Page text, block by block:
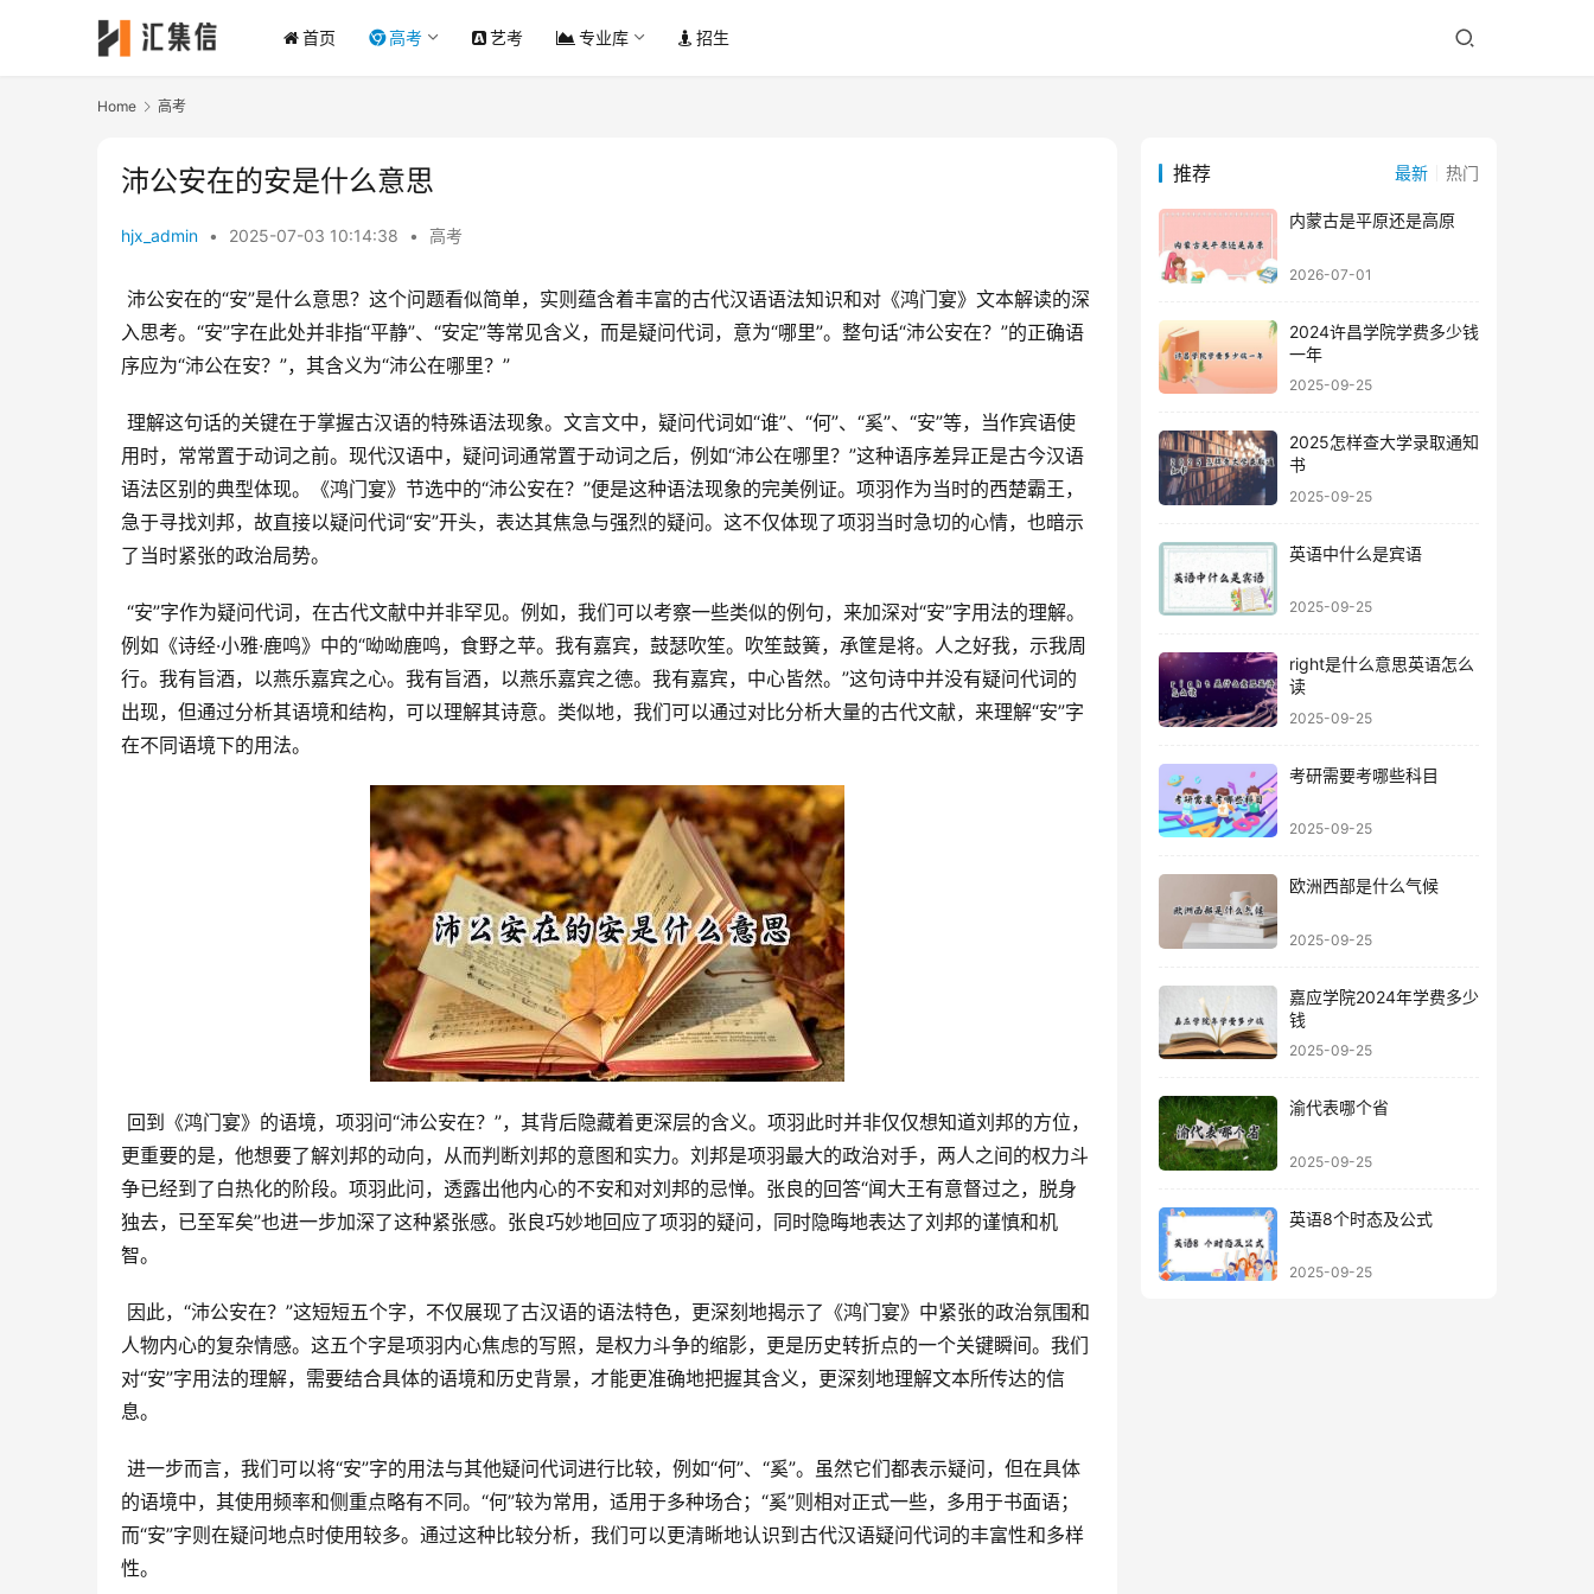
首页 高考 艺考 专业库 招生
Home 高考
沛公安在的安是什么意思
hjx_admin • 2025-07-03 10:14:38 • 高考
入思考。“安”字在此处并非指“平静”、“安定”等常见含义，而是疑问代词，意为“哪里”。整句话“沛公安在？”的正确语
序应为“沛公在安？”，其含义为“沛公在哪里？”
用时，常常置于动词之前。现代汉语中，疑问词通常置于动词之后，例如“沛公在哪里？”这种语序差异正是古今汉语
语法区别的典型体现。《鸿门宴》节选中的“沛公安在？”便是这种语法现象的完美例证。项羽作为当时的西楚霸王，
急于寻找刘邦，故直接以疑问代词“安”开头，表达其焦急与强烈的疑问。这不仅体现了项羽当时急切的心情，也暗示
了当时紧张的政治局势。
例如《诗经·小雅·鹿鸣》中的“呦呦鹿鸣，食野之苹。我有嘉宾，鼓瑟吹笙。吹笙鼓簧，承筐是将。人之好我，示我周
行。我有旨酒，以燕乐嘉宾之心。我有旨酒，以燕乐嘉宾之德。我有嘉宾，中心皆然。”这句诗中并没有疑问代词的
出现，但通过分析其语境和结构，可以理解其诗意。类似地，我们可以通过对比分析大量的古代文献，来理解“安”字
在不同语境下的用法。
更重要的是，他想要了解刘邦的动向，从而判断刘邦的意图和实力。刘邦是项羽最大的政治对手，两人之间的权力斗
争已经到了白热化的阶段。项羽此问，透露出他内心的不安和对刘邦的忌惮。张良的回答“闻大王有意督过之，脱身
独去，已至军矣”也进一步加深了这种紧张感。张良巧妙地回应了项羽的疑问，同时隐晦地表达了刘邦的谨慎和机
智。
人物内心的复杂情感。这五个字是项羽内心焦虑的写照，是权力斗争的缩影，更是历史转折点的一个关键瞬间。我们
对“安”字用法的理解，需要结合具体的语境和历史背景，才能更准确地把握其含义，更深刻地理解文本所传达的信
息。
的语境中，其使用频率和侧重点略有不同。“何”较为常用，适用于多种场合；“奚”则相对正式一些，多用于书面语；
而“安”字则在疑问地点时使用较多。通过这种比较分析，我们可以更清晰地认识到古代汉语疑问代词的丰富性和多样
性。
推荐 最新 热门
内蒙古是平原还是高原
2026-07-01
2024许昌学院学费多少钱
一年
2025-09-25
2025怎样查大学录取通知
书
2025-09-25
英语中什么是宾语
2025-09-25
right是什么意思英语怎么
读
2025-09-25
考研需要考哪些科目
2025-09-25
欧洲西部是什么气候
2025-09-25
嘉应学院2024年学费多少
钱
2025-09-25
渝代表哪个省
2025-09-25
英语8个时态及公式
2025-09-25